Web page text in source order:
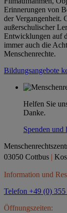
Erinnerungen von
der Vergangenheit.
außerschulischer
Entwicklungen auf
immer auch die
Menschenrechte.
Bildungsangebote
Helfen Sie
Danke.
Spenden und
03050 Cottbus |
Information und
Telefon +49 (0)
Öffnungszeiten: